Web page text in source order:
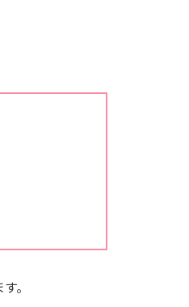
。